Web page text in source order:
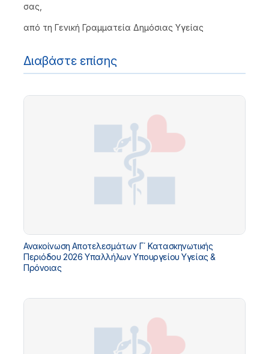
σας,
από τη Γενική Γραμματεία Δημόσιας Υγείας
Διαβάστε επίσης
Ανακοίνωση Αποτελεσμάτων Γ΄ Κατασκηνωτικής
Περιόδου 2026 Υπαλλήλων Υπουργείου Υγείας &
Πρόνοιας